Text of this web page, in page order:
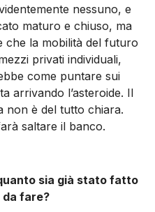
nessuno, e
maturo e chiuso, ma
che la mobilità del futuro
privati individuali,
come puntare sui
arrivando l’asteroide. Il
non è del tutto chiara.
saltare il banco.
sia già stato fatto
fare?